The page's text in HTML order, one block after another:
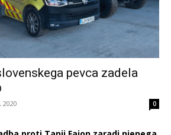
pevca zadela
2020 0